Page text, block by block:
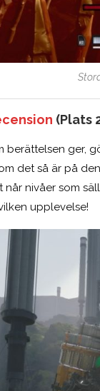
(Plats
berättelsen ger,
det så är på
nivåer som
upplevelse!